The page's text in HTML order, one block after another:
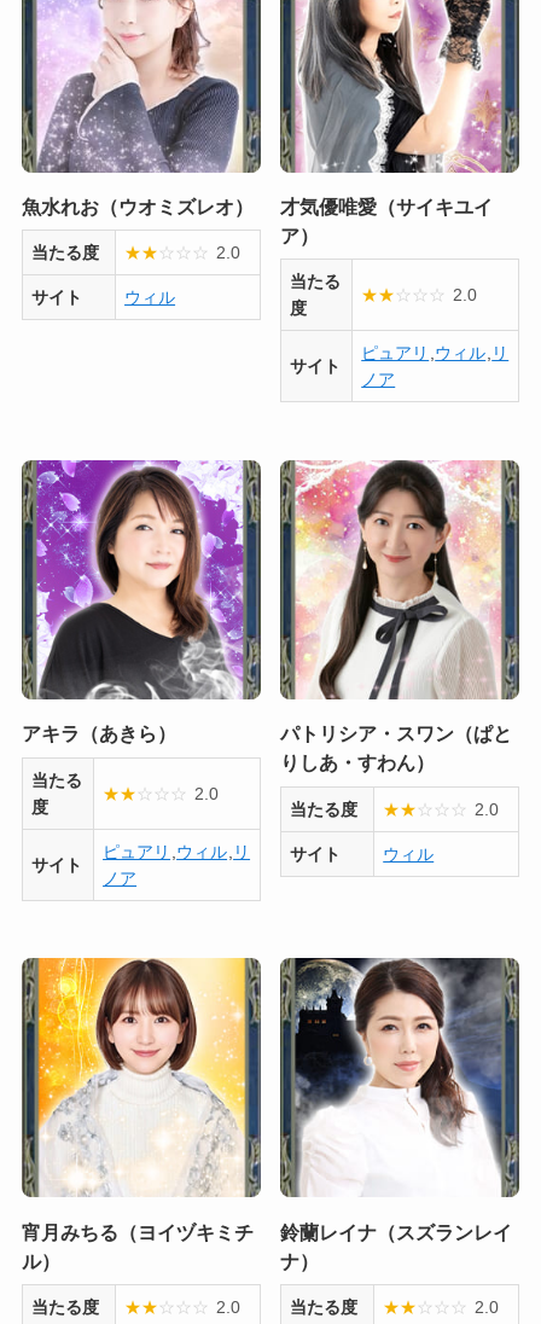
魚水れお（ウオミズレオ）
当たる度 ★★☆ ☆ ☆ 2.0
サイト ウィル
才気優唯愛（サイキユイ
ア）
当たる
度
★★☆ ☆ ☆ 2.0
サイト
ピュアリ ,ウィル, リ
ノア
アキラ（あきら）
当たる
度
★★☆ ☆ ☆ 2.0
サイト
ピュアリ ウィル リ
ノア
パトリシア・スワン（ぱと
りしあ・すわん）
当たる度 ★★☆ ☆ ☆ 2.0
サイト ウィル
宵月みちる（ヨイヅキミチ
ル）
当たる度 ★★☆ ☆ ☆ 2.0
鈴蘭レイナ（スズランレイ
ナ）
当たる度 ★★☆ ☆ ☆ 2.0